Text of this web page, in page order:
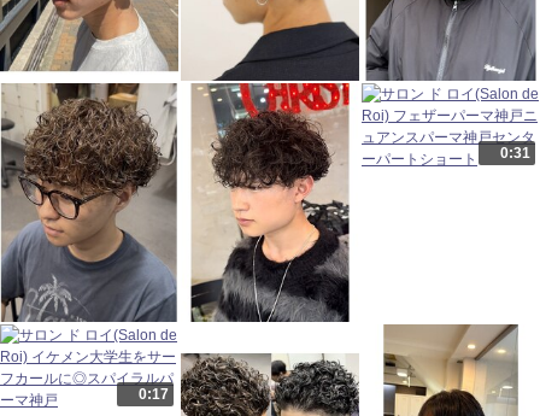
0:31
0:17